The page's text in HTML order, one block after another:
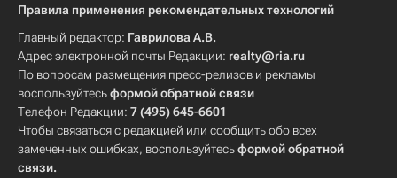
Правила применения рекомендательных технологий
Главный редактор: Гаврилова А.В.
Адрес электронной почты Редакции: realty@ria.ru
По вопросам размещения пресс-релизов и рекламы
воспользуйтесьформой обратной связи
Телефон Редакции: 7 (495) 645-6601
Чтобы связаться с редакцией или сообщить обо всех
замеченных ошибках, воспользуйтесьформой обратной
связи.